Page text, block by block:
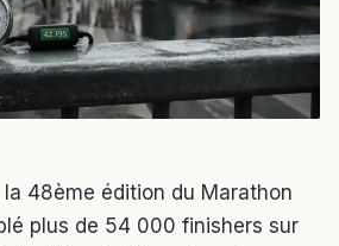
la 48ème édition du Marathon
plus de 54 000 finishers sur